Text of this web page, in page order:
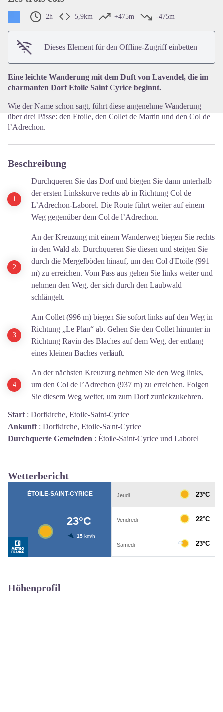
View picture in full screen
2h 5,9km +475m -475m
Dieses Element für den Offline-Zugriff einbetten
Eine leichte Wanderung mit dem Duft von Lavendel, die im
charmanten Dorf Etoile Saint Cyrice beginnt.
Wie der Name schon sagt, führt diese angenehme Wanderung
über drei Pässe: den Etoile, den Collet de Martin und den Col de
l’Adrechon.
Beschreibung
Durchqueren Sie das Dorf und biegen Sie dann unterhalb
der ersten Linkskurve rechts ab in Richtung Col de
L’Adrechon-Laborel. Die Route führt weiter auf einem
Weg gegenüber dem Col de l’Adrechon.
An der Kreuzung mit einem Wanderweg biegen Sie rechts
in den Wald ab. Durchqueren Sie diesen und steigen Sie
durch die Mergelböden hinauf, um den Col d'Etoile (991
m) zu erreichen. Vom Pass aus gehen Sie links weiter und
nehmen den Weg, der sich durch den Laubwald
schlängelt.
Am Collet (996 m) biegen Sie sofort links auf den Weg in
Richtung „Le Plan“ ab. Gehen Sie den Collet hinunter in
Richtung Ravin des Blaches auf dem Weg, der entlang
eines kleinen Baches verläuft.
An der nächsten Kreuzung nehmen Sie den Weg links,
um den Col de l’Adrechon (937 m) zu erreichen. Folgen
Sie diesem Weg weiter, um zum Dorf zurückzukehren.
Start : Dorfkirche, Etoile-Saint-Cyrice
Ankunft : Dorfkirche, Etoile-Saint-Cyrice
Durchquerte Gemeinden : Étoile-Saint-Cyrice und Laborel
Wetterbericht
Höhenprofil